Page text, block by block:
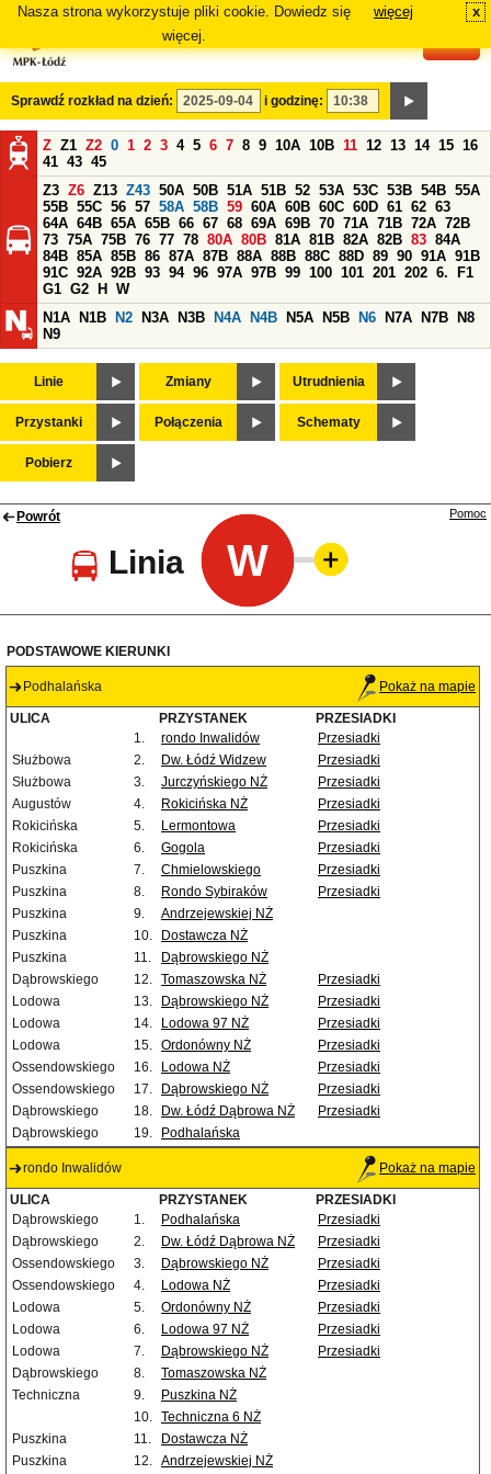
Nasza strona wykorzystuje pliki cookie. Dowiedz się
więcej.
więcej x
Sprawdź rozkład na dzień: i godzinę:
Z Z1 Z2 0 1 2 3 4 5 6 7 8 9 10A 10B 11 12 13 14 15 16
41 43 45
Z3 Z6 Z13 Z43 50A 50B 51A 51B 52 53A 53C 53B 54B 55A
55B 55C 56 57 58A 58B 59 60A 60B 60C 60D 61 62 63
64A 64B 65A 65B 66 67 68 69A 69B 70 71A 71B 72A 72B
73 75A 75B 76 77 78 80A 80B 81A 81B 82A 82B 83 84A
84B 85A 85B 86 87A 87B 88A 88B 88C 88D 89 90 91A 91B
91C 92A 92B 93 94 96 97A 97B 99 100 101 201 202 6.
F1
G1 G2 H
W
N1A
N1B N2 N3A N3B N4A N4B N5A N5B N6 N7A N7B
N8
N9
Linie Zmiany Utrudnienia
Przystanki Połączenia Schematy
Pobierz
Powrót
Linia W
Pomoc
PODSTAWOWE KIERUNKI
Podhalańska Pokaż na mapie
ULICA PRZYSTANEK
PRZESIADKI
1.
rondo Inwalidów
Przesiadki
Służbowa
2. Dw. Łódź Widzew
Przesiadki
Służbowa
3. Jurczyńskiego NŻ
Przesiadki
Augustów
4. Rokicińska NŻ
Przesiadki
Rokicińska
5. Lermontowa
Przesiadki
Rokicińska
6. Gogola
Przesiadki
Puszkina
7. Chmielowskiego
Przesiadki
Puszkina
8. Rondo Sybiraków
Przesiadki
Puszkina
9.
Andrzejewskiej NŻ
Puszkina
10.
Dostawcza NŻ
Puszkina
11.
Dąbrowskiego NŻ
Dąbrowskiego
12. Tomaszowska NŻ
Przesiadki
Lodowa
13. Dąbrowskiego NŻ
Przesiadki
Lodowa
14. Lodowa 97 NŻ
Przesiadki
Lodowa
15. Ordonówny NŻ
Przesiadki
Ossendowskiego
16. Lodowa NŻ
Przesiadki
Ossendowskiego
17. Dąbrowskiego NŻ
Przesiadki
Dąbrowskiego
18. Dw. Łódź Dąbrowa NŻ
Przesiadki
Dąbrowskiego
19. Podhalańska
rondo Inwalidów Pokaż na mapie
ULICA PRZYSTANEK
PRZESIADKI
Dąbrowskiego
1. Podhalańska
Przesiadki
Dąbrowskiego
2. Dw. Łódź Dąbrowa NŻ
Przesiadki
Ossendowskiego
3. Dąbrowskiego NŻ
Przesiadki
Ossendowskiego
4. Lodowa NŻ
Przesiadki
Lodowa
5. Ordonówny NŻ
Przesiadki
Lodowa
6. Lodowa 97 NŻ
Przesiadki
Lodowa
7. Dąbrowskiego NŻ
Przesiadki
Dąbrowskiego
8.
Tomaszowska NŻ
Techniczna
9.
Puszkina NŻ
10. Techniczna 6 NŻ
Puszkina
11.
Dostawcza NŻ
Puszkina
12. Andrzejewskiej NŻ